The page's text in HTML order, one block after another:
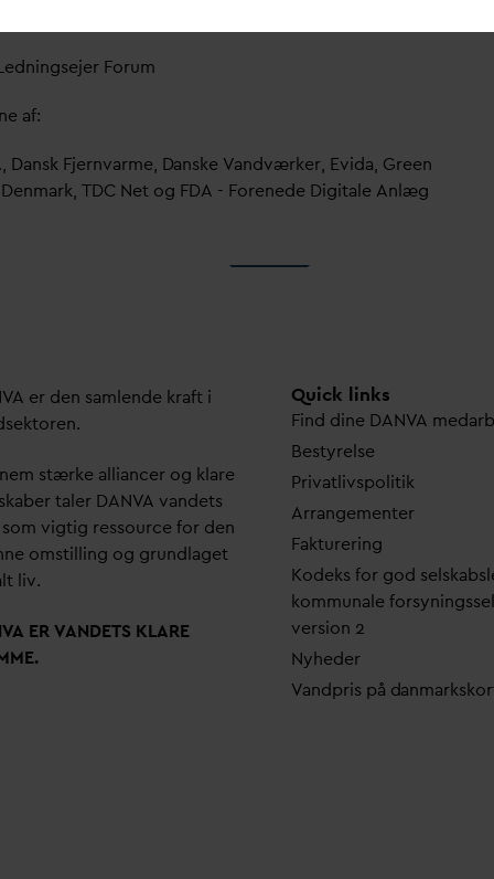
Forum
af:
Dansk Fjernvarme, Danske Vandværker, Evida, Green
TDC Net og FDA - Forenede Digitale Anlæg
VA er den samlende kraft i
stærke alliancer og klare
taler DANVA vandets
som vigtig ressource for den
omstilling og grundlaget
liv.
VA ERVANDETS KLARE
Quick links
Find dine DANVA med
Bestyrelse
Privatlivspolitik
Arrangementer
Fakturering
Kodeks for god
kommunale
version 2
Nyheder
Vandpris på d